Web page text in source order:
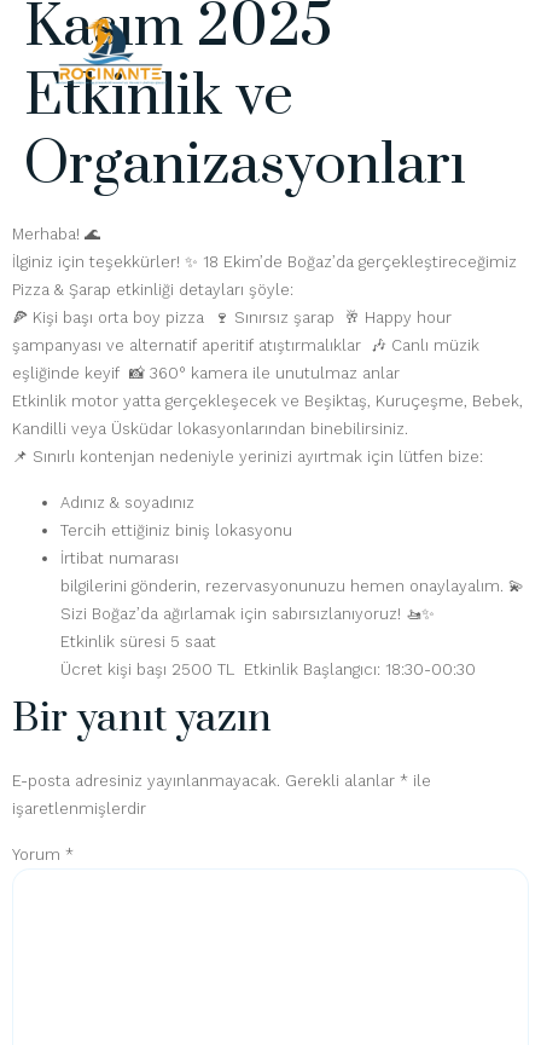
Kasım 2025
Etkinlik ve
Organizasyonları
Merhaba! 🌊
İlginiz için teşekkürler! ✨ 18 Ekim’de Boğaz’da gerçekleştireceğimiz
Pizza & Şarap etkinliği detayları şöyle:
🍕 Kişi başı orta boy pizza 🍷 Sınırsız şarap 🥂 Happy hour
şampanyası ve alternatif aperitif atıştırmalıklar 🎶 Canlı müzik
eşliğinde keyif 📸 360° kamera ile unutulmaz anlar
Etkinlik motor yatta gerçekleşecek ve Beşiktaş, Kuruçeşme, Bebek,
Kandilli veya Üsküdar lokasyonlarından binebilirsiniz.
📌 Sınırlı kontenjan nedeniyle yerinizi ayırtmak için lütfen bize:
Adınız & soyadınız
Tercih ettiğiniz biniş lokasyonu
İrtibat numarası
bilgilerini gönderin, rezervasyonunuzu hemen onaylayalım. 💫
Sizi Boğaz’da ağırlamak için sabırsızlanıyoruz! 🚤✨
Etkinlik süresi 5 saat
Ücret kişi başı 2500 TL Etkinlik Başlangıcı: 18:30-00:30
Bir yanıt yazın
E-posta adresiniz yayınlanmayacak. Gerekli alanlar * ile
işaretlenmişlerdir
Yorum *